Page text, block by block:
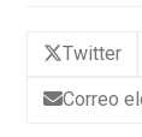
Twitter
Correo